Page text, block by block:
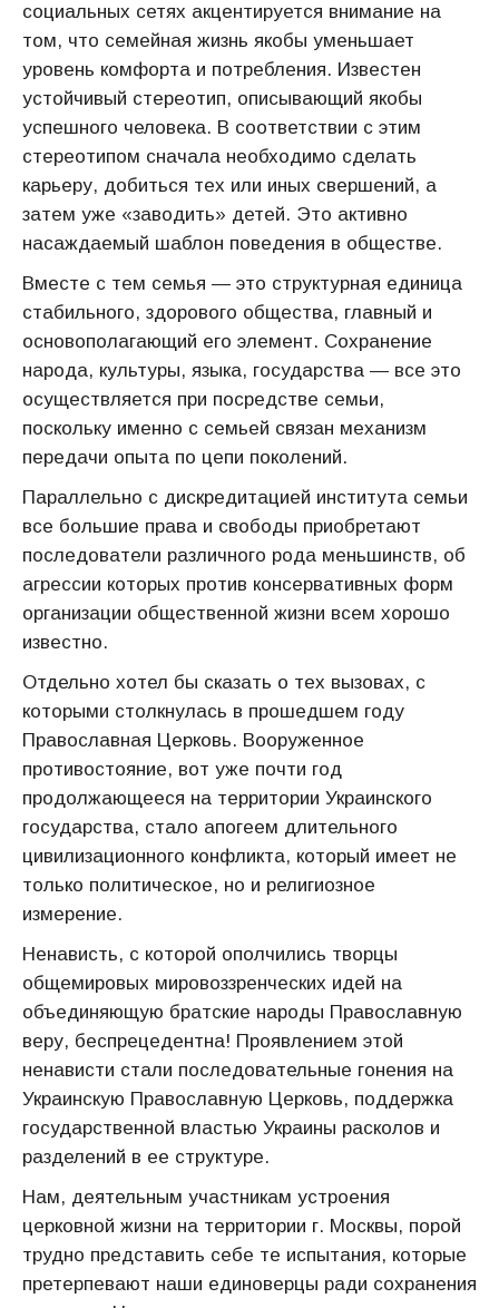
социальных сетях акцентируется внимание на
том, что семейная жизнь якобы уменьшает
уровень комфорта и потребления. Известен
устойчивый стереотип, описывающий якобы
успешного человека. В соответствии с этим
стереотипом сначала необходимо сделать
карьеру, добиться тех или иных свершений, а
затем уже «заводить» детей. Это активно
насаждаемый шаблон поведения в обществе.
Вместе с тем семья — это структурная единица
стабильного, здорового общества, главный и
основополагающий его элемент. Сохранение
народа, культуры, языка, государства — все это
осуществляется при посредстве семьи,
поскольку именно с семьей связан механизм
передачи опыта по цепи поколений.
Параллельно с дискредитацией института семьи
все большие права и свободы приобретают
последователи различного рода меньшинств, об
агрессии которых против консервативных форм
организации общественной жизни всем хорошо
известно.
Отдельно хотел бы сказать о тех вызовах, с
которыми столкнулась в прошедшем году
Православная Церковь. Вооруженное
противостояние, вот уже почти год
продолжающееся на территории Украинского
государства, стало апогеем длительного
цивилизационного конфликта, который имеет не
только политическое, но и религиозное
измерение.
Ненависть, с которой ополчились творцы
общемировых мировоззренческих идей на
объединяющую братские народы Православную
веру, беспрецедентна! Проявлением этой
ненависти стали последовательные гонения на
Украинскую Православную Церковь, поддержка
государственной властью Украины расколов и
разделений в ее структуре.
Нам, деятельным участникам устроения
церковной жизни на территории г. Москвы, порой
трудно представить себе те испытания, которые
претерпевают наши единоверцы ради сохранения